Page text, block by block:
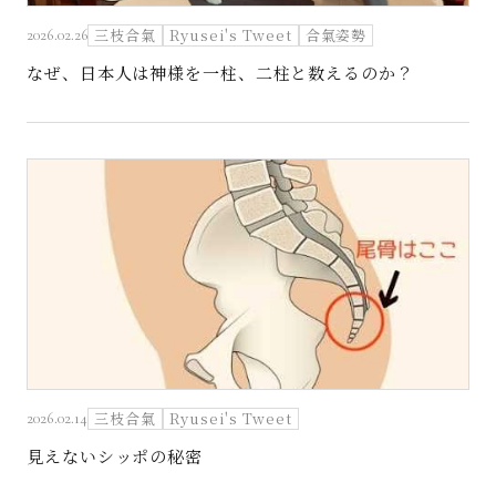
2026.02.26 三枝合氣 Ryusei's Tweet 合氣姿勢
なぜ、日本人は神様を一柱、二柱と数えるのか？
2026.02.14 三枝合氣 Ryusei's Tweet
見えないシッポの秘密